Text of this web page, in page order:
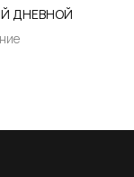
ДНЕВНОЙ